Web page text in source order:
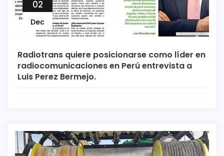
02
Dec
Radiotrans quiere posicionarse como líder en
radiocomunicaciones en Perú entrevista a
Luis Perez Bermejo.